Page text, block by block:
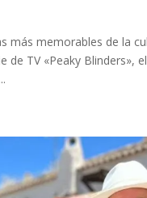
más memorables de la
de TV «Peaky Blinders»,